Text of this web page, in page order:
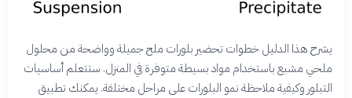
يشرح هذا الدليل خطوات تحضير بلورات ملح جميلة وواضحة من محلول
ملحي مشبع باستخدام مواد بسيطة متوفرة في المنزل. ستتعلم أساسيات
التبلور وكيفية ملاحظة نمو البلورات على مراحل مختلفة. يمكنك تطبيق